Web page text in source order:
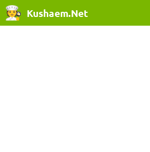
Kushaem.Net